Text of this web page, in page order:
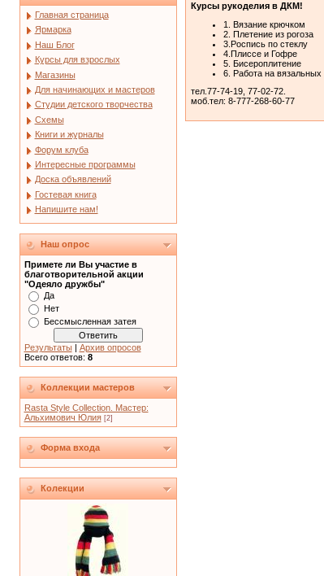
Главная страница
Ярмарка
Наш Блог
Курсы для взрослых
Магазины
Для начинающих и мастеров
Студии детского творчества
Схемы
Книги и журналы
Форум клуба
Интересные программы
Доска объявлений
Гостевая книга
Напишите нам!
Наш опрос
Примете ли Вы участие в
благотворительной акции
"Одеяло дружбы"
Да
Нет
Бессмысленная затея
Результаты| Архив опросов
Всего ответов: 8
Коллекции мастеров
Rasta Style Collection. Мастер:
Альхимович Юлия [2]
Форма входа
Колекции
Курсы рукоделия в ДКМ!
1. Вязание крючком
2. Плетение из рогоза
3.Роспись по стеклу
4.Плиссе и Гофре
5. Бисероплитение
6. Работа на
тел.77-74-19, 77-02-72.
моб.тел: 8-777-268-60-77